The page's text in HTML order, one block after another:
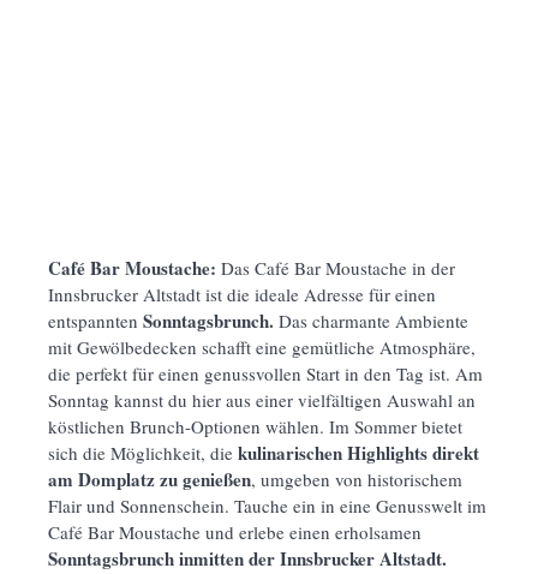
Café Bar Moustache: Das Café Bar Moustache in der
Innsbrucker Altstadt ist die ideale Adresse für einen
entspannten Sonntagsbrunch. Das charmante Ambiente
mit Gewölbedecken schafft eine gemütliche Atmosphäre,
die perfekt für einen genussvollen Start in den Tag ist. Am
Sonntag kannst du hier aus einer vielfältigen Auswahl an
köstlichen Brunch-Optionen wählen. Im Sommer bietet
sich die Möglichkeit, die kulinarischen Highlights direkt
am Domplatz zu genießen, umgeben von historischem
Flair und Sonnenschein. Tauche ein in eine Genusswelt im
Café Bar Moustache und erlebe einen erholsamen
Sonntagsbrunch inmitten der Innsbrucker Altstadt.